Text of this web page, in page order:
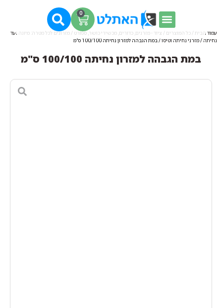
0
עמוד הבית / כל המוצרים / ציוד - מזרנים, כדורים, מכשירי כושר, ספורט / מזרונים לכל מטרה: מיוגה ועד
נחיתה /מזרני נחיתה וטיסו/ במת הגבהה למזרון נחיתה 100/100 ס"מ
במת הגבהה למזרון נחיתה 100/100 ס"מ